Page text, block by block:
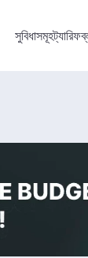
সুবিধাসমূহট্যারিফ